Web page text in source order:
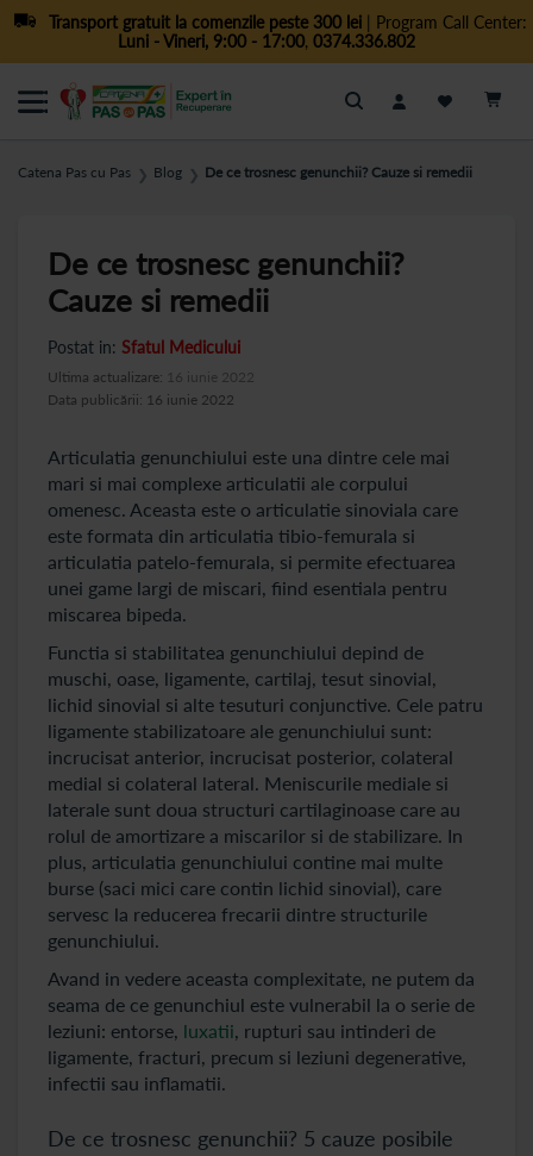
Transport gratuit la comenzile peste 300 lei| Program Call Center:
Luni - Vineri, 9:00 - 17:00, 0374.336.802
Cautare
Catena Pas cu Pas ❯ Blog ❯ De ce trosnesc genunchii? Cauze si remedii
De ce trosnesc genunchii?
Cauze si remedii
Postat in: Sfatul Medicului
Data publicării: 16 iunie 2022
Ultima actualizare: 16 iunie 2022
Articulatia genunchiului este una dintre cele mai
mari si mai complexe articulatii ale corpului
omenesc. Aceasta este o articulatie sinoviala care
este formata din articulatia tibio-femurala si
articulatia patelo-femurala, si permite efectuarea
unei game largi de miscari, fiind esentiala pentru
miscarea bipeda.
Functia si stabilitatea genunchiului depind de
muschi, oase, ligamente, cartilaj, tesut sinovial,
lichid sinovial si alte tesuturi conjunctive. Cele patru
ligamente stabilizatoare ale genunchiului sunt:
incrucisat anterior, incrucisat posterior, colateral
medial si colateral lateral. Meniscurile mediale si
laterale sunt doua structuri cartilaginoase care au
rolul de amortizare a miscarilor si de stabilizare. In
plus, articulatia genunchiului contine mai multe
burse (saci mici care contin lichid sinovial), care
servesc la reducerea frecarii dintre structurile
genunchiului.
Avand in vedere aceasta complexitate, ne putem da
seama de ce genunchiul este vulnerabil la o serie de
leziuni: entorse, luxatii, rupturi sau intinderi de
ligamente, fracturi, precum si leziuni degenerative,
infectii sau inflamatii.
De ce trosnesc genunchii? 5 cauze posibile